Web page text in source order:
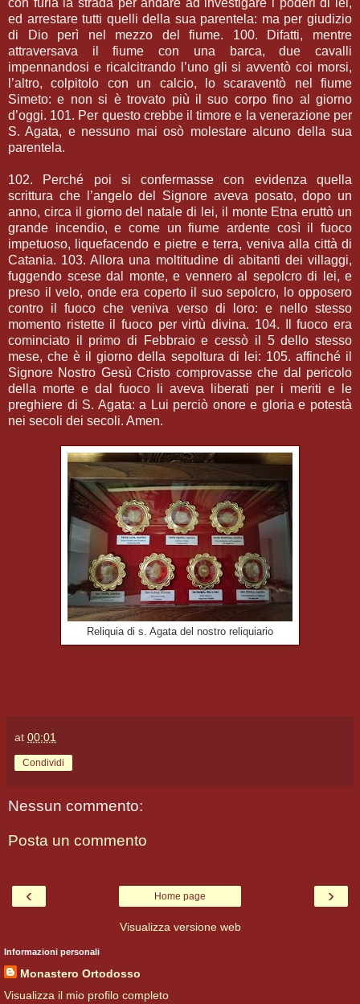
ed arrestare tutti quelli della sua parentela: ma per giudizio
di Dio perì nel mezzo del fiume. 100. Difatti, mentre
attraversava il fiume con una barca, due cavalli
impennandosi e ricalcitrando l’uno gli si avventò coi morsi,
l’altro, colpitolo con un calcio, lo scaraventò nel fiume
Simeto: e non si è trovato più il suo corpo fino al giorno
d’oggi. 101. Per questo crebbe il timore e la venerazione per
S. Agata, e nessuno mai osò molestare alcuno della sua
parentela.
102. Perché poi si confermasse con evidenza quella
scrittura che l’angelo del Signore aveva posato, dopo un
anno, circa il giorno del natale di lei, il monte Etna eruttò un
grande incendio, e come un fiume ardente così il fuoco
impetuoso, liquefacendo e pietre e terra, veniva alla città di
Catania. 103. Allora una moltitudine di abitanti dei villaggi,
fuggendo scese dal monte, e vennero al sepolcro di lei, e
preso il velo, onde era coperto il suo sepolcro, lo opposero
contro il fuoco che veniva verso di loro: e nello stesso
momento ristette il fuoco per virtù divina. 104. Il fuoco era
cominciato il primo di Febbraio e cessò il 5 dello stesso
mese, che è il giorno della sepoltura di lei: 105. affinché il
Signore Nostro Gesù Cristo comprovasse che dal pericolo
della morte e dal fuoco li aveva liberati per i meriti e le
preghiere di S. Agata: a Lui perciò onore e gloria e potestà
nei secoli dei secoli. Amen.
Reliquia di s. Agata del nostro reliquiario
at 00:01
Condividi
Nessun commento:
Posta un commento
‹ ›
Home page
Visualizza versione web
Informazioni personali
Monastero Ortodosso
Visualizza il mio profilo completo